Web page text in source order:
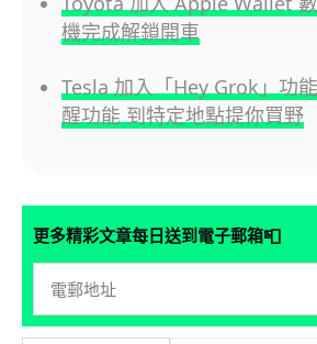
機完成解鎖開車
Tesla 加入「Hey Grok」功
醒功能 到特定地點提你買野
更多精彩文章每日送到電子郵箱📮